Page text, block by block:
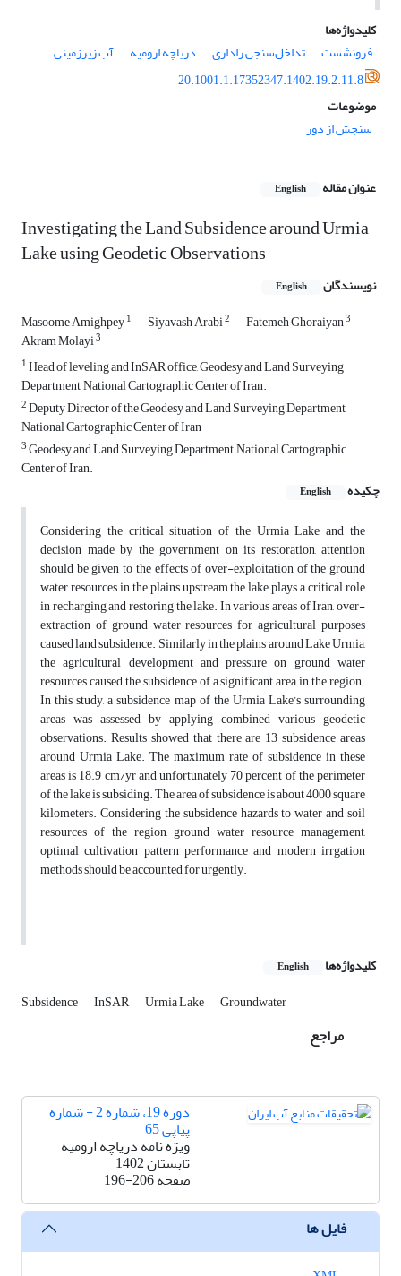
کلیدواژه‌ها
فرونشست
تداخل‌سنجی راداری دریاچه ارومیه
آب زیرزمینی
20.1001.1.17352347.1402.19.2.11.8
موضوعات
سنجش از دور
عنوان مقاله English
Investigating the Land Subsidence around Urmia
Lake using Geodetic Observations
نویسندگان English
Masoome Amighpey1 Siyavash Arabi2 Fatemeh Ghoraiyan3
Akram Molayi3
1Head of leveling and InSAR office, Geodesy and Land Surveying
Department, National Cartographic Center of Iran.
2Deputy Director of the Geodesy and Land Surveying Department,
National Cartographic Center of Iran
3Geodesy and Land Surveying Department, National Cartographic
Center of Iran.
چکیده
English
Considering the critical situation of the Urmia Lake and the
decision made by the government on its restoration, attention
should be given to the effects of over-exploitation of the ground
water resources in the plains upstream the lake plays a critical role
in recharging and restoring the lake. In various areas of Iran, over-
extraction of ground water resources for agricultural purposes
caused land subsidence. Similarly in the plains around Lake Urmia,
the agricultural development and pressure on ground water
resources caused the subsidence of a significant area in the region.
In this study, a subsidence map of the Urmia Lake’s surrounding
areas was assessed by applying combined various geodetic
observations. Results showed that there are 13 subsidence areas
around Urmia Lake. The maximum rate of subsidence in these
areas is 18.9 cm/yr and unfortunately 70 percent of the perimeter
of the lake is subsiding. The area of subsidence is about 4000 square
kilometers. Considering the subsidence hazards to water and soil
resources of the region, ground water resource management,
optimal cultivation pattern performance and modern irrgation
methods should be accounted for urgently.
کلیدواژه‌ها English
Subsidence InSAR Urmia Lake Groundwater
مراجع
دوره 19، شماره 2 - شماره
پیاپی 65
ویژه نامه دریاچه ارومیه
تابستان 1402
صفحه196-206
فایل ها